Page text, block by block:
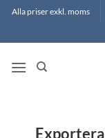
Skip
content
Alla priser exkl. moms